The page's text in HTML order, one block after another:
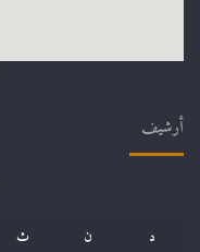
أرشيف
د
ن ث